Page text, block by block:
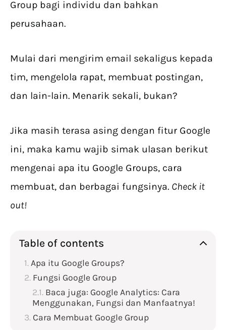
Group bagi individu dan bahkan
perusahaan.
Mulai dari mengirim email sekaligus kepada
tim, mengelola rapat, membuat postingan,
dan lain-lain. Menarik sekali, bukan?
Jika masih terasa asing dengan fitur Google
ini, maka kamu wajib simak ulasan berikut
mengenai apa itu Google Groups, cara
membuat, dan berbagai fungsinya. Check it
out!
Table of contents
Apa itu Google Groups?
Fungsi Google Group
Baca juga: Google Analytics: Cara
Menggunakan, Fungsi dan Manfaatnya!
Cara Membuat Google Group